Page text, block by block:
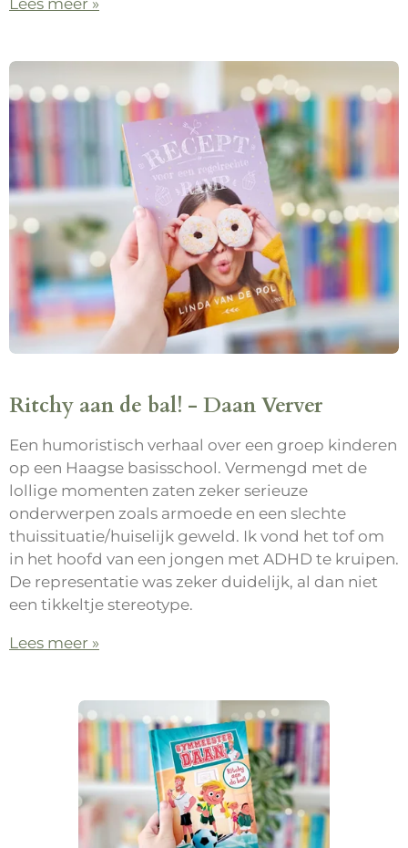
Ritchy aan de bal! - Daan Verver
Een humoristisch verhaal over een groep kinderen
op een Haagse basisschool. Vermengd met de
lollige momenten zaten zeker serieuze
onderwerpen zoals armoede en een slechte
thuissituatie/huiselijk geweld. Ik vond het tof om
in het hoofd van een jongen met ADHD te kruipen.
De representatie was zeker duidelijk, al dan niet
een tikkeltje stereotype.
Lees meer »